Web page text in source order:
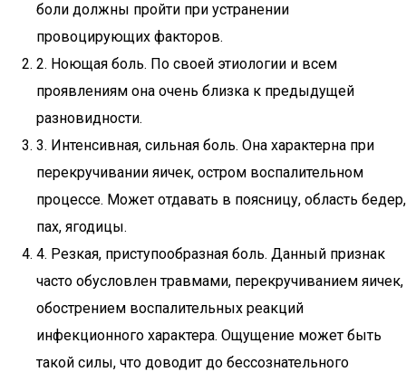
боли должны пройти при устранении
провоцирующих факторов.
2. Ноющая боль. По своей этиологии и всем
проявлениям она очень близка к предыдущей
разновидности.
3. Интенсивная, сильная боль. Она характерна при
перекручивании яичек, остром воспалительном
процессе. Может отдавать в поясницу, область бедер,
пах, ягодицы.
4. Резкая, приступообразная боль. Данный признак
часто обусловлен травмами, перекручиванием яичек,
обострением воспалительных реакций
инфекционного характера. Ощущение может быть
такой силы, что доводит до бессознательного